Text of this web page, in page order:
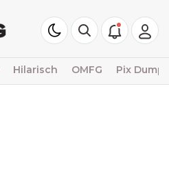
Hilarisch OMFG Pix Dump